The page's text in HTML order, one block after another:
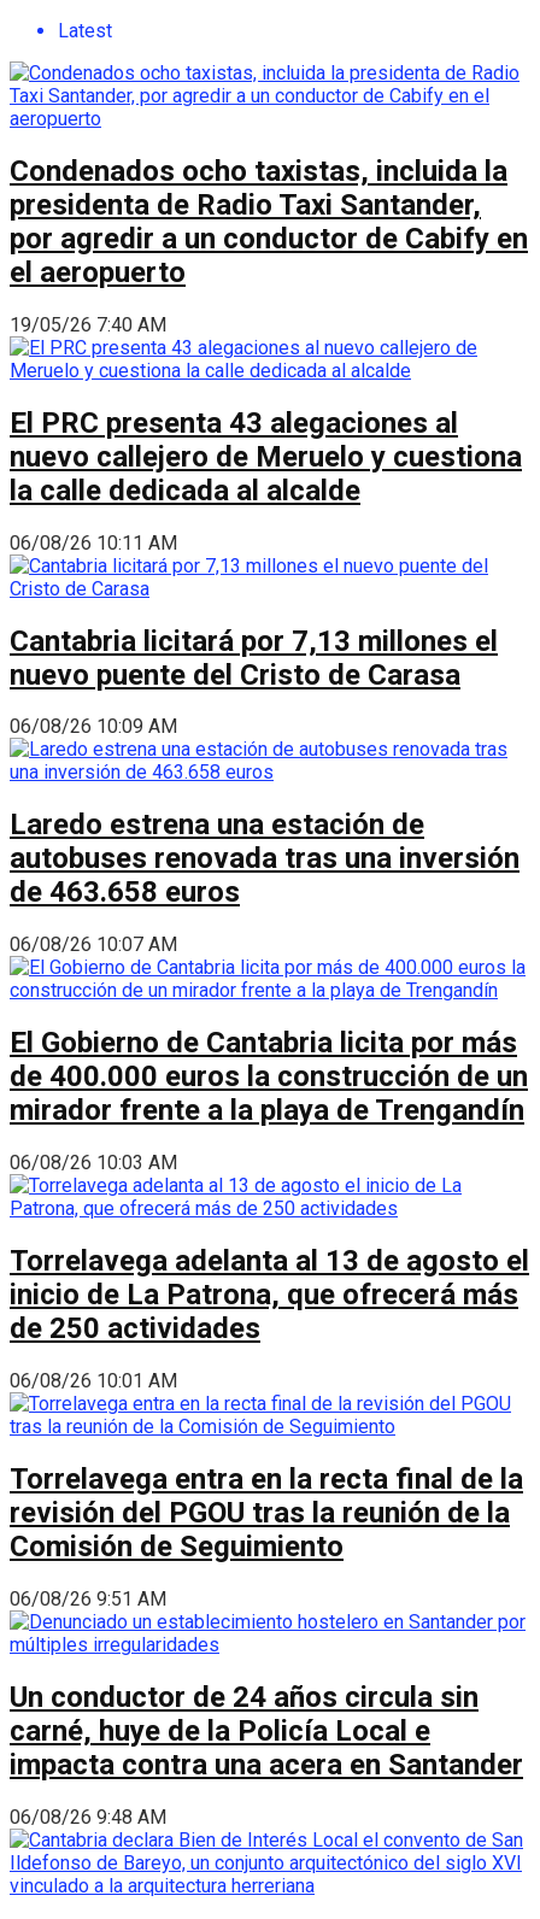
Latest
Condenados ocho taxistas, incluida la
presidenta de Radio Taxi Santander,
por agredir a un conductor de Cabify en
el aeropuerto
19/05/26 7:40 AM
El PRC presenta 43 alegaciones al
nuevo callejero de Meruelo y cuestiona
la calle dedicada al alcalde
06/08/26 10:11 AM
Cantabria licitará por 7,13 millones el
nuevo puente del Cristo de Carasa
06/08/26 10:09 AM
Laredo estrena una estación de
autobuses renovada tras una inversión
de 463.658 euros
06/08/26 10:07 AM
El Gobierno de Cantabria licita por más
de 400.000 euros la construcción de un
mirador frente a la playa de Trengandín
06/08/26 10:03 AM
Torrelavega adelanta al 13 de agosto el
inicio de La Patrona, que ofrecerá más
de 250 actividades
06/08/26 10:01 AM
Torrelavega entra en la recta final de la
revisión del PGOU tras la reunión de la
Comisión de Seguimiento
06/08/26 9:51 AM
Un conductor de 24 años circula sin
carné, huye de la Policía Local e
impacta contra una acera en Santander
06/08/26 9:48 AM